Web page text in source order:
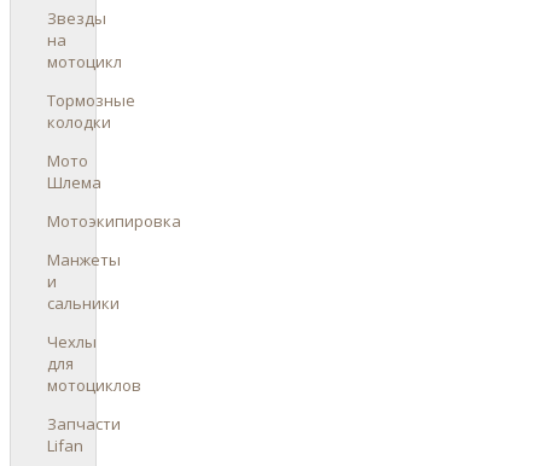
Звезды
на
мотоцикл
Тормозные
колодки
Мото
Шлема
Мотоэкипировка
Манжеты
и
сальники
Чехлы
для
мотоциклов
Запчасти
Lifan